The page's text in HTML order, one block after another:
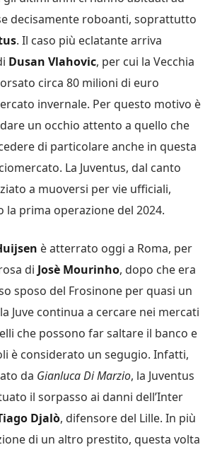
decisamente roboanti, soprattutto
. Il caso più eclatante arriva
Dusan Vlahovic, per cui la Vecchia
circa 80 milioni di euro
invernale. Per questo motivo è
un occhio attento a quello che
di particolare anche in questa
La Juventus, dal canto
a muoversi per vie ufficiali,
la prima operazione del 2024.
è atterrato oggi a Roma, per
di Josè Mourinho, dopo che era
sposo del Frosinone per quasi un
Juve continua a cercare nei mercati
che possono far saltare il banco e
è considerato un segugio. Infatti,
da Gianluca Di Marzio, la Juventus
il sorpasso ai danni dell’Inter
Djalò, difensore del Lille. In più
di un altro prestito, questa volta